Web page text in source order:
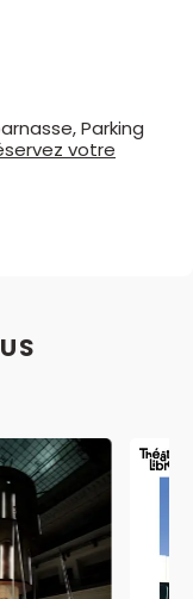
Parking
votre